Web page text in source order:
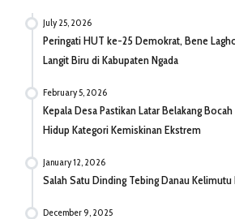
July 25, 2026
Peringati HUT ke-25 Demokrat, Bene
Langit Biru di Kabupaten Ngada
February 5, 2026
Kepala Desa Pastikan Latar Belakang
Hidup Kategori Kemiskinan Ekstrem
January 12, 2026
Salah Satu Dinding Tebing Danau
December 9, 2025